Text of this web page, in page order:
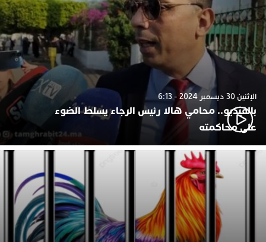
الإثنين 30 ديسمبر 2024 - 6:13
بالفيديو.. محامي هالا رئيس الرجاء يسلط الضوء
على محاكمته